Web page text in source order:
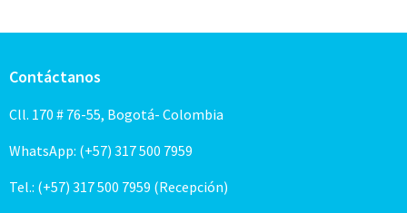
Contáctanos
Cll. 170 # 76-55, Bogotá- Colombia
WhatsApp: (+57) 317 500 7959
Tel.: (+57) 317 500 7959 (Recepción)